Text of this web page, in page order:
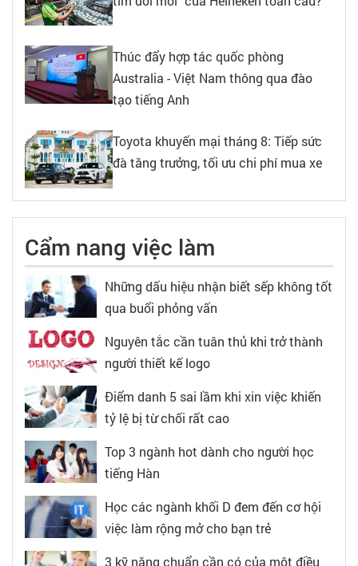
Thúc đẩy hợp tác quốc phòng
Australia - Việt Nam thông qua đào
tạo tiếng Anh
Toyota khuyến mại tháng 8: Tiếp sức
đà tăng trưởng, tối ưu chi phí mua xe
Cẩm nang việc làm
Những dấu hiệu nhận biết sếp không tốt
qua buổi phỏng vấn
Nguyên tắc cần tuân thủ khi trở thành
người thiết kế logo
Điểm danh 5 sai lầm khi xin việc khiến
tỷ lệ bị từ chối rất cao
Top 3 ngành hot dành cho người học
tiếng Hàn
Học các ngành khối D đem đến cơ hội
việc làm rộng mở cho bạn trẻ
3 kỹ năng chuẩn cần có của một điều